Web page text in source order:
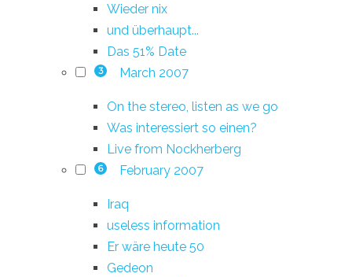
Wieder nix
und überhaupt...
Das 51% Date
3 March 2007
On the stereo, listen as we go
Was interessiert so einen?
Live from Nockherberg
6 February 2007
Iraq
useless information
Er wäre heute 50
Gedeon